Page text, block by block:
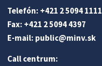
Telefón: +421 2 5094 1111
Fax: +421 2 5094 4397
E-mail: public@minv.sk
Call centrum: